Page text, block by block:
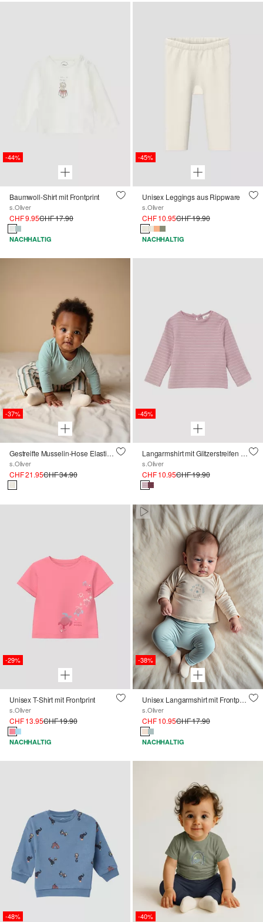
-44%
Baumwoll-Shirt mit Frontprint
s.Oliver
CHF 9.95CHF 17.90
NACHHALTIG
-45%
Unisex Leggings aus Rippware
s.Oliver
CHF 10.95CHF 19.90
NACHHALTIG
-37%
Gestreifte Musselin-Hose Elastikbund
s.Oliver
CHF 21.95CHF 34.90
-45%
Langarmshirt mit Glitzerstreifen und Zierschleife
s.Oliver
CHF 10.95CHF 19.90
-29%
Unisex T-Shirt mit Frontprint
s.Oliver
CHF 13.95CHF 19.90
NACHHALTIG
Paused • Muted
-38%
Unisex Langarmshirt mit Frontprint
s.Oliver
CHF 10.95CHF 17.90
NACHHALTIG
-48% -40%